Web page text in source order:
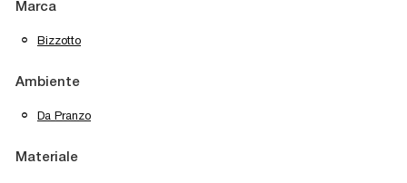
Marca
Bizzotto
Ambiente
Da Pranzo
Materiale